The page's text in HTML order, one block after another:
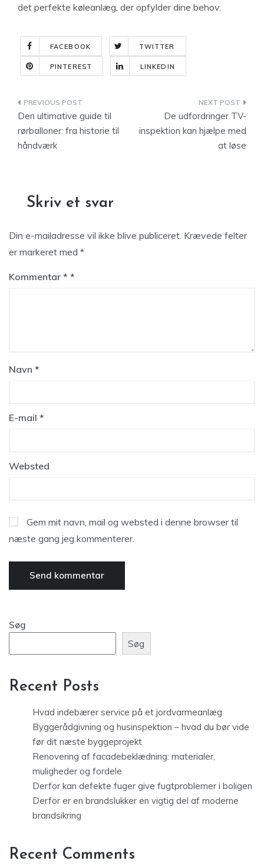
det perfekte køleanlæg, der opfylder dine behov.
FACEBOOK TWITTER
PINTEREST LINKEDIN
Indlægsnavigation
Den ultimative guide til
rørballoner: fra historie til
håndværk
De udfordringer TV-
inspektion kan hjælpe med
at løse
Skriv et svar
Din e-mailadresse vil ikke blive publiceret. Krævede felter
er markeret med *
Kommentar *
Navn *
E-mail *
Websted
Gem mit navn, mail og websted i denne browser til
næste gang jeg kommenterer.
Søg
Søg
Recent Posts
Hvad indebærer service på et jordvarmeanlæg
Byggerådgivning og husinspektion – hvad du bør vide
før dit næste byggeprojekt
Renovering af facadebeklædning: materialer,
muligheder og fordele
Derfor kan defekte fuger give fugtproblemer i boligen
Derfor er en brandslukker en vigtig del af moderne
brandsikring
Recent Comments